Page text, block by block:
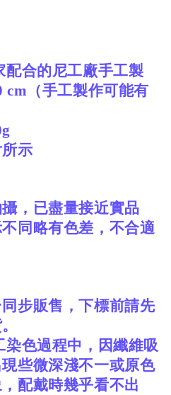
合的尼工廠手工製
cm（手工製作可能有
示
，已盡量接近實品
同略有色差，不合適
步販售，下標前請先
色過程中，因纖維吸
些微深淺不一或原色
配戴時幾乎看不出